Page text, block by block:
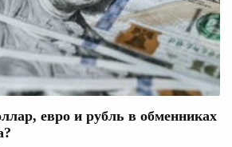
евро и рубль в обменниках